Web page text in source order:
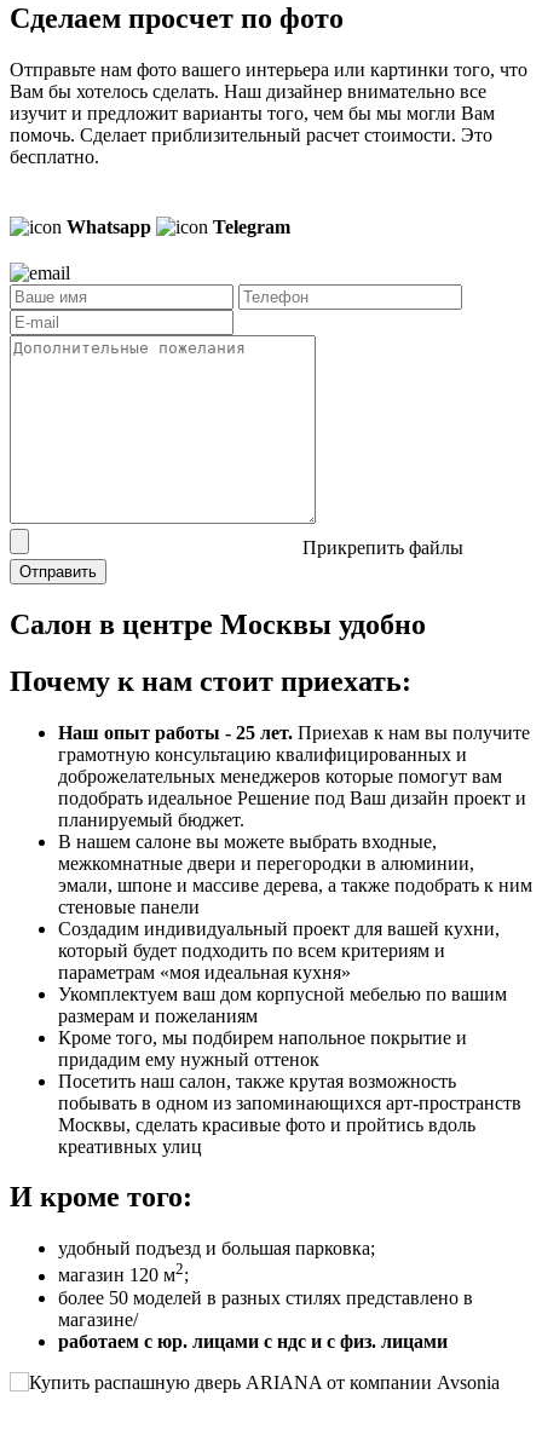
Сделаем просчет по фото
Отправьте нам фото вашего интерьера или картинки того, что
Вам бы хотелось сделать. Наш дизайнер внимательно все
изучит и предложит варианты того, чем бы мы могли Вам
помочь. Сделает приблизительный расчет стоимости. Это
бесплатно.
Whatsapp Telegram
Прикрепить файлы
Отправить
Салон в центре Москвы удобно
Почему к нам стоит приехать:
Наш опыт работы - 25 лет. Приехав к нам вы получите
грамотную консультацию квалифицированных и
доброжелательных менеджеров которые помогут вам
подобрать идеальное Решение под Ваш дизайн проект и
планируемый бюджет.
В нашем салоне вы можете выбрать входные,
межкомнатные двери и перегородки в алюминии,
эмали, шпоне и массиве дерева, а также подобрать к ним
стеновые панели
Создадим индивидуальный проект для вашей кухни,
который будет подходить по всем критериям и
параметрам «моя идеальная кухня»
Укомплектуем ваш дом корпусной мебелью по вашим
размерам и пожеланиям
Кроме того, мы подбирем напольное покрытие и
придадим ему нужный оттенок
Посетить наш салон, также крутая возможность
побывать в одном из запоминающихся арт-пространств
Москвы, сделать красивые фото и пройтись вдоль
креативных улиц
И кроме того:
удобный подъезд и большая парковка;
магазин 120 м2;
более 50 моделей в разных стилях представлено в
магазине/
работаем с юр. лицами с ндс и с физ. лицами